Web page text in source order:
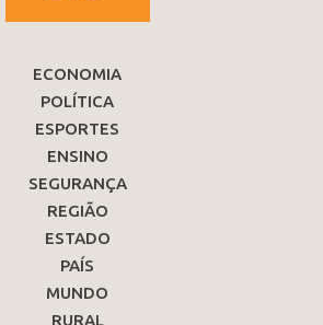
ECONOMIA
POLÍTICA
ESPORTES
ENSINO
SEGURANÇA
REGIÃO
ESTADO
PAÍS
MUNDO
RURAL